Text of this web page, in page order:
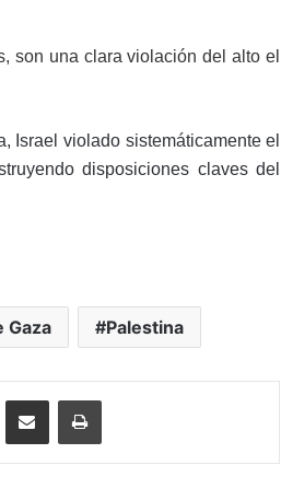
son una clara violación del alto el
Israel violado sistemáticamente el
disposiciones claves del
Gaza Palestina
Compartir por correo electrónicoImprimir